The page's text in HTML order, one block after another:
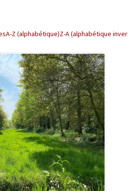
A-Z (alphabétique)Z-A (alphabétique